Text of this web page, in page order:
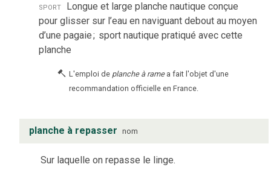
sport Longue et large planche nautique conçue
pour glisser sur l’eau en naviguant debout au moyen
d’une pagaie; sport nautique pratiqué avec cette
planche
L'emploi de planche à rame a fait l'objet d'une
recommandation officielle en France.
planche à repasser nom
Sur laquelle on repasse le linge.